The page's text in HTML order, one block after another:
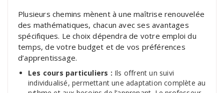
Plusieurs chemins mènent à une maîtrise renouvelée
des mathématiques, chacun avec ses avantages
spécifiques. Le choix dépendra de votre emploi du
temps, de votre budget et de vos préférences
d’apprentissage.
Les cours particuliers : Ils offrent un suivi
individualisé, permettant une adaptation complète au